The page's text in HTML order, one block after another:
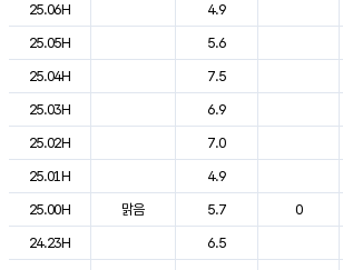
25.06H
4.9
25.05H
5.6
25.04H
7.5
25.03H
6.9
25.02H
7.0
25.01H
4.9
25.00H
맑음 5.7 0
24.23H
6.5